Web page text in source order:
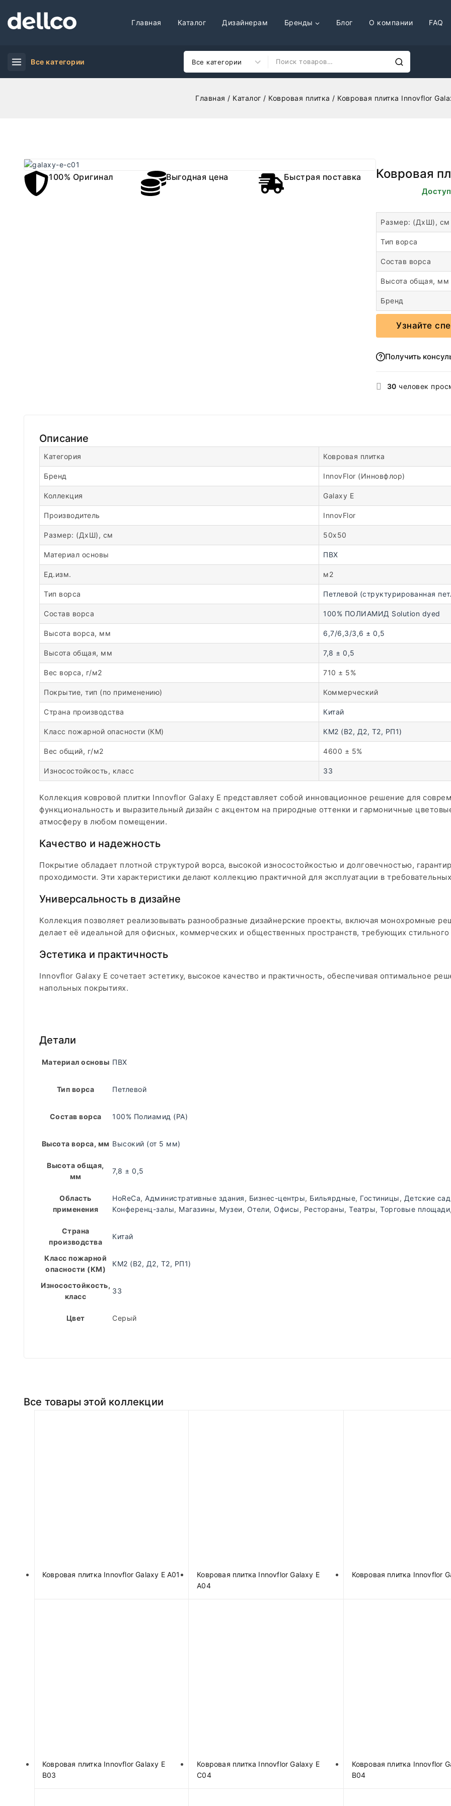
Главная Каталог Дизайнерам Бренды Блог О компании FAQ
Все категории
Главная / Каталог / Ковровая плитка / Ковровая плитка Innovflor
100% Оригинал Выгодная цена Быстрая поставка Ковровая
В наличии.
Размер: (ДхШ), см
Тип ворса
Состав ворса
Высота общая, мм
Бренд
Узнайте
Получить
30 человек
Описание
Категория Ковровая плитка
Бренд InnovFlor (Инновфлор)
Коллекция Galaxy E
Производитель InnovFlor
Размер: (ДхШ), см 50х50
Материал основы ПВХ
Ед.изм. м2
Тип ворса Петлевой (структурированная
Состав ворса 100% ПОЛИАМИД Solution dyed
Высота ворса, мм 6,7/6,3/3,6 ± 0,5
Высота общая, мм 7,8 ± 0,5
Вес ворса, г/м2 710 ± 5%
Покрытие, тип (по применению) Коммерческий
Страна производства Китай
Класс пожарной опасности (КМ) КМ2 (В2, Д2, Т2, РП1)
Вес общий, г/м2 4600 ± 5%
Износостойкость, класс 33
Коллекция ковровой плитки Innovflor Galaxy E представляет собой инновационное решение для
функциональность и выразительный дизайн с акцентом на природные оттенки и гармоничные
атмосферу в любом помещении.
Качество и надежность
Покрытие обладает плотной структурой ворса, высокой износостойкостью и долговечностью,
проходимости. Эти характеристики делают коллекцию практичной для эксплуатации в
Универсальность в дизайне
Коллекция позволяет реализовывать разнообразные дизайнерские проекты, включая монохромные
делает её идеальной для офисных, коммерческих и общественных пространств, требующих
Эстетика и практичность
Innovflor Galaxy E сочетает эстетику, высокое качество и практичность, обеспечивая оптимальное
напольных покрытиях.
Детали
Материал основы ПВХ
Тип ворса Петлевой
Состав ворса 100% Полиамид (PA)
Высота ворса, мм Высокий (от 5 мм)
Высота общая,
мм
7,8 ± 0,5
Область
применения
HoReCa, Административные здания, Бизнес-центры, Бильярдные, Гостиницы, Детские
Конференц-залы, Магазины, Музеи, Отели, Офисы, Рестораны, Театры, Торговые площади
Страна
производства
Китай
Класс пожарной
опасности (КМ)
КМ2 (В2, Д2, Т2, РП1)
Износостойкость,
класс
33
Цвет Серый
Все товары этой коллекции
Ковровая плитка Innovflor Galaxy E A01
Ковровая плитка Innovflor Galaxy E
A04
Ковровая плитка Innovflor
Ковровая плитка Innovflor Galaxy E
B03
Ковровая плитка Innovflor Galaxy E
C04
Ковровая плитка Innovflor
B04